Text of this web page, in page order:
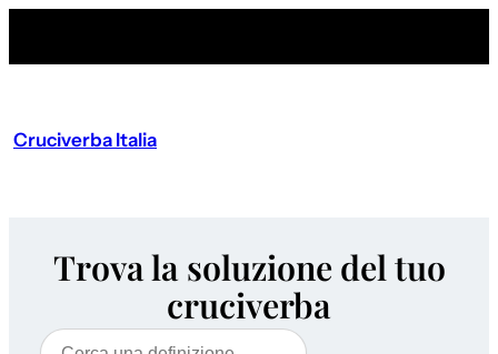
Cruciverba Italia
Trova la soluzione del tuo
cruciverba
Cerca